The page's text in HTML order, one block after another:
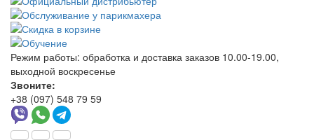
Режим работы: обработка и доставка заказов 10.00-19.00,
выходной воскресенье
Звоните:
+38 (097) 548 79 59